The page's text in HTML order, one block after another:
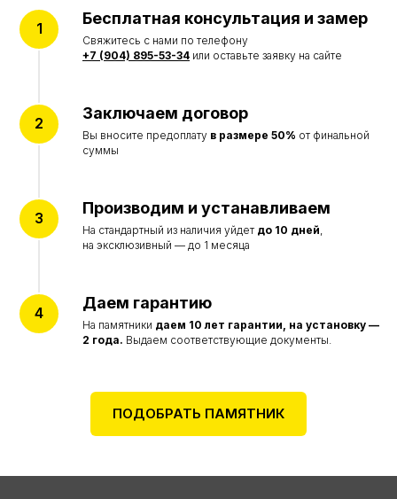
Бесплатная консультация и замер
Свяжитесь с нами по телефону
+7 (904) 895-53-34 или оставьте заявку на сайте
Заключаем договор
Вы вносите предоплату в размере 50% от финальной
суммы
Производим и устанавливаем
На стандартный из наличия уйдет до 10 дней
на эксклюзивный — до 1 месяца
Даем гарантию
На памятники даем 10 лет гарантии, на установку —
2 года. Выдаем соответствующие документы.
ПОДОБРАТЬ ПАМЯТНИК
Наши работы
Отзывы
О компании
Цены на сайте не являются договором оферты
и представлены в ознакомительных целях
Политика конфиденциальности
Согласие на обработку персональных данных